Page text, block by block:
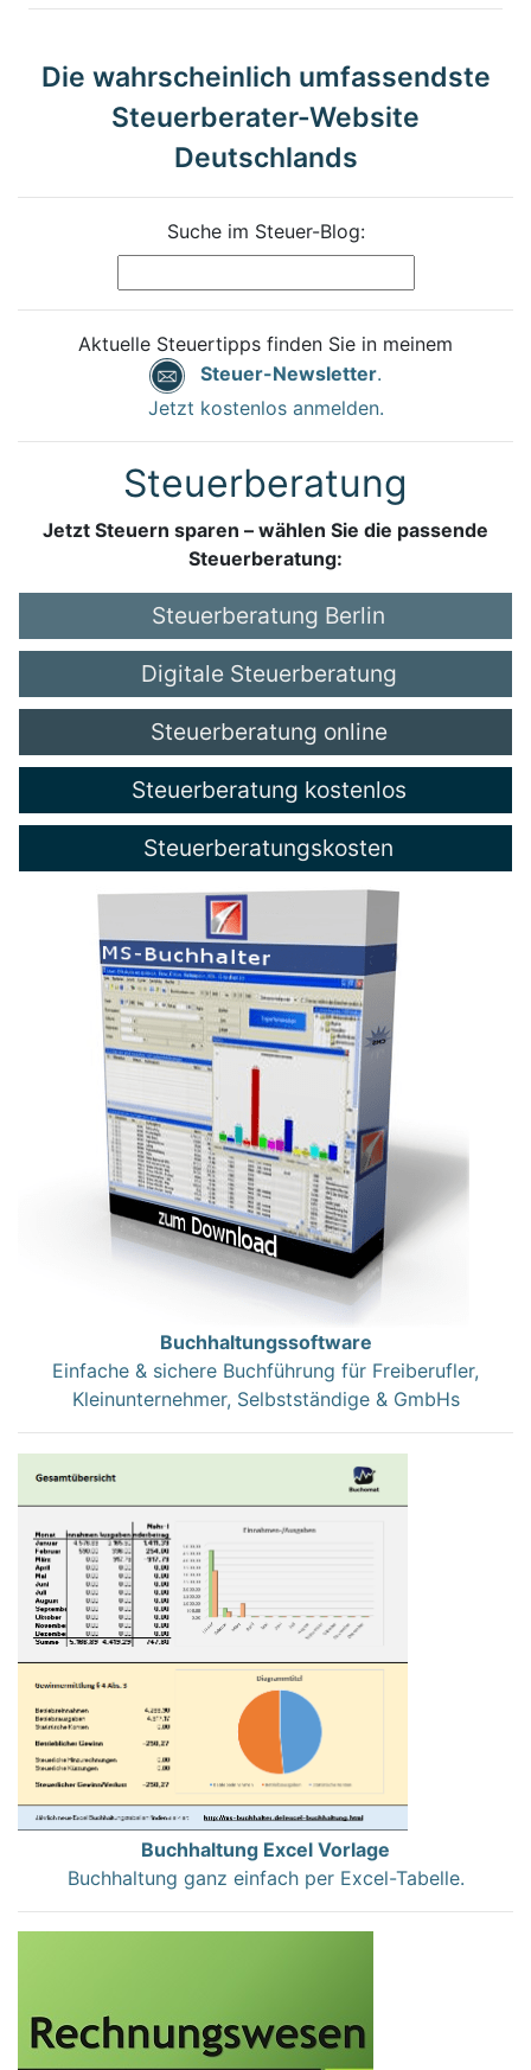
Die wahrscheinlich umfassendste
Steuerberater-Website
Deutschlands
Suche im Steuer-Blog:
Aktuelle Steuertipps finden Sie in meinem
Steuer-Newsletter.
Jetzt kostenlos anmelden.
Steuerberatung
Jetzt Steuern sparen – wählen Sie die passende
Steuerberatung:
Steuerberatung Berlin
Digitale Steuerberatung
Steuerberatung online
Steuerberatung kostenlos
Steuerberatungskosten
Buchhaltungssoftware
Einfache & sichere Buchführung für Freiberufler,
Kleinunternehmer, Selbstständige & GmbHs
Buchhaltung Excel Vorlage
Buchhaltung ganz einfach per Excel-Tabelle.